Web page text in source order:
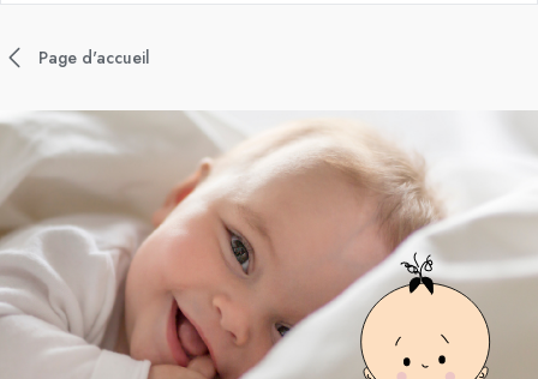
Page d'accueil